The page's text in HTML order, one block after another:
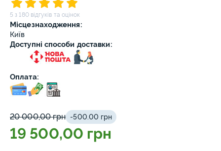
5 з 180 відгуків та оцінок
Місцезнаходження:
Київ
Доступні способи доставки:
Оплата:
20 000,00 грн -500.00 грн
19 500,00 грн